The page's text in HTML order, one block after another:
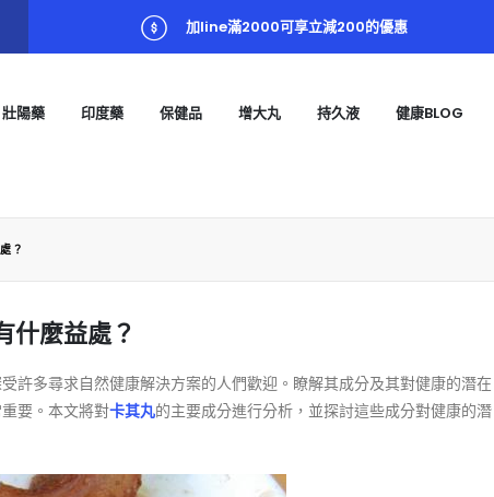
加line滿2000可享立減200的優惠
壯陽藥 印度藥 保健品 增大丸 持久液 健康BLOG
？
什麼益處？
許多尋求自然健康解決方案的人們歡迎。瞭解其成分及其對健康的潛在
要。本文將對卡其丸的主要成分進行分析，並探討這些成分對健康的潛